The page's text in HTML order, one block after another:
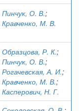
Пинчук, О. В.;
Кравченко, М. В.
Образцова, Р. К.;
Пинчук, О. В.;
Рогачевская, А. И.;
Кравченко, М. В.;
Касперович, Н. Г.